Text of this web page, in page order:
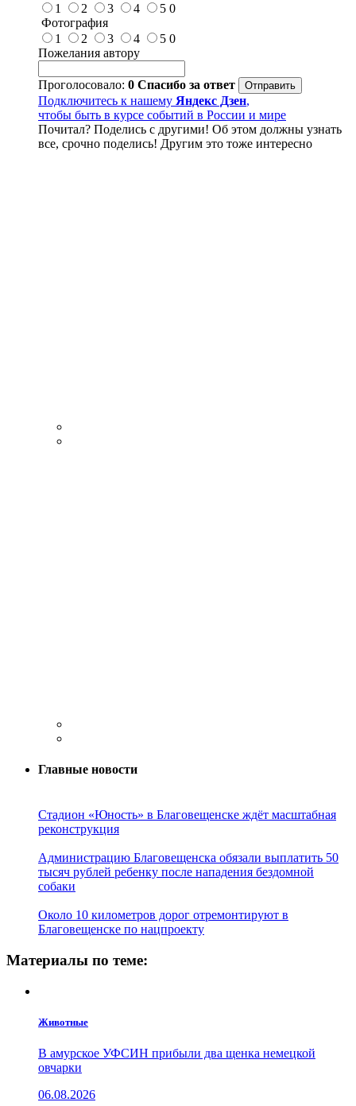
1
2 3 4 5 0
Фотография
1
2 3 4 5 0
Пожелания автору
Проголосовало: 0 Спасибо за ответ
Подключитесь к нашему Яндекс Дзен,
чтобы быть в курсе событий в России и мире
Почитал? Поделись с другими! Об этом должны узнать
все, срочно поделись! Другим это тоже интересно
Главные новости
Стадион «Юность» в Благовещенске ждёт масштабная
реконструкция
Администрацию Благовещенска обязали выплатить 50
тысяч рублей ребенку после нападения бездомной
собаки
Около 10 километров дорог отремонтируют в
Благовещенске по нацпроекту
Материалы по теме:
Животные
В амурское УФСИН прибыли два щенка немецкой
овчарки
06.08.2026